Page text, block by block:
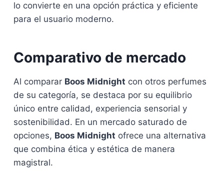
lo convierte en una opción práctica y eficiente
para el usuario moderno.
Comparativo de mercado
Al comparar Boos Midnight con otros perfumes
de su categoría, se destaca por su equilibrio
único entre calidad, experiencia sensorial y
sostenibilidad. En un mercado saturado de
opciones, Boos Midnight ofrece una alternativa
que combina ética y estética de manera
magistral.